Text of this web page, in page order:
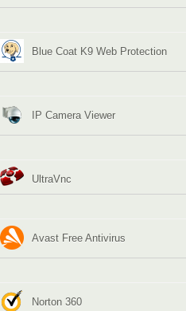
Blue Coat K9 Web Protection
IP Camera Viewer
UltraVnc
Avast Free Antivirus
Norton 360